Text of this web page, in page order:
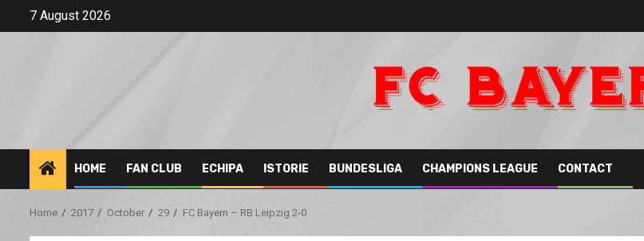
7 August 2026
HOME FAN CLUB ECHIPA ISTORIE BUNDESLIGA CHAMPIONS LEAGUE CONTACT
Home 2017 October 29 FC Bayern – RB Leipzig 2-0